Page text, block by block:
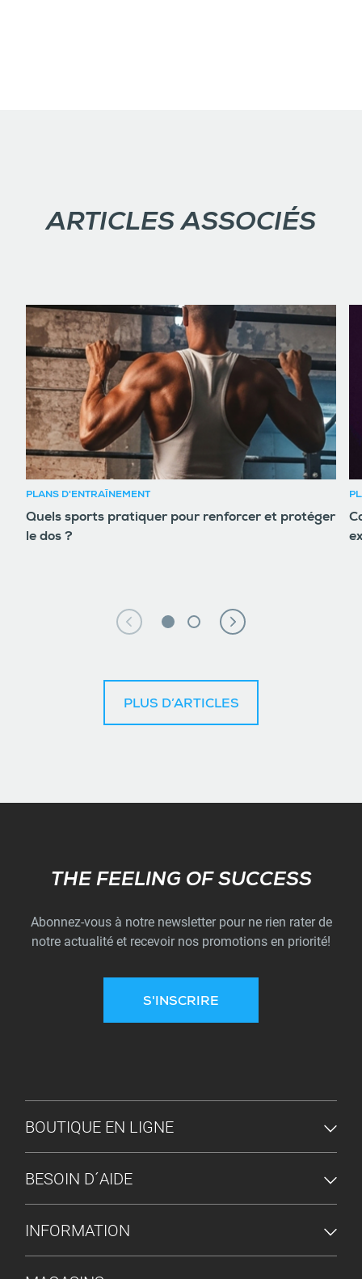
ARTICLES ASSOCIÉS
PLANS D'ENTRAÎNEMENT
Quels sports pratiquer pour renforcer et protéger
le dos ?
PLUS D’ARTICLES
Subscribe
THE FEELING OF SUCCESS
Abonnez-vous à notre newsletter pour ne rien rater de
notre actualité et recevoir nos promotions en priorité!
S'INSCRIRE
MENU DU PIED DE PAGE
BOUTIQUE EN LIGNE
BESOIN D´AIDE
INFORMATION